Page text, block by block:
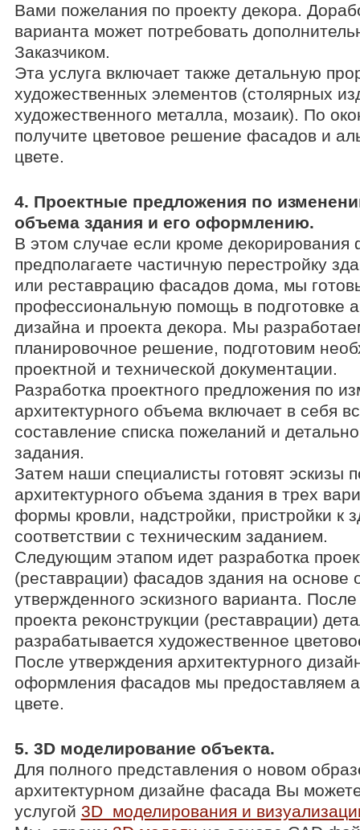
Вами пожелания по проекту декора.
варианта может потребовать
Заказчиком.
Эта услуга включает также детальную
художественных элементов (столярных
художественного металла, мозаик). По
получите цветовое решение фасадов и
цвете.
4. Проектные предложения по
объема здания и его оформлению.
В этом случае если кроме
предполагаете частичную перестройку
или реставрацию фасадов дома, мы
профессиональную помощь в подготовке
дизайна и проекта декора. Мы
планировочное решение, подготовим
проектной и технической документации.
Разработка проектного предложения по
архитектурного объема включает в себя
составление списка пожеланий и
задания.
Затем наши специалисты готовят эскизы
архитектурного объема здания в трех
формы кровли, надстройки, пристройки к
соответствии с техническим заданием.
Следующим этапом идет разработка
(реставрации) фасадов здания на основе
утвержденного эскизного варианта.
проекта реконструкции (реставрации)
разрабатывается художественное
После утверждения архитектурного
оформления фасадов мы предоставляем
цвете.
5. 3D моделирование объекта.
Для полного представления о новом
архитектурном дизайне фасада Вы
услугой 3D моделирования и